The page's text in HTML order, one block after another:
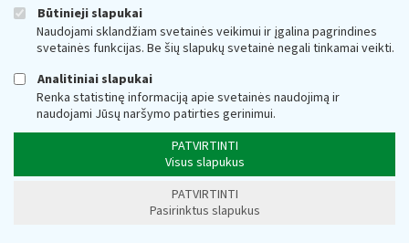
Būtinieji slapukai
Naudojami sklandžiam svetainės veikimui ir įgalina pagrindines
svetainės funkcijas. Be šių slapukų svetainė negali tinkamai veikti.
Analitiniai slapukai
Renka statistinę informaciją apie svetainės naudojimą ir
naudojami Jūsų naršymo patirties gerinimui.
PATVIRTINTI
Visus slapukus
PATVIRTINTI
Pasirinktus slapukus
Valstybinė mokesčių inspekcija prie Lietuvos
Respublikos finansų ministerijos
adresas: Vasario 16-osios g. 14, 01107 Vilnius, Lietuva, el.paštas:
, E. pristatymo dėžutės adresas 188659752